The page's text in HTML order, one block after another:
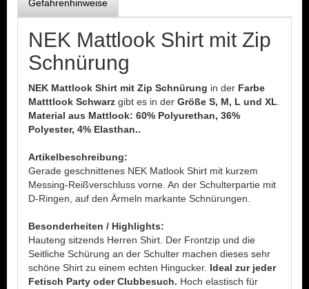
Gefahrenhinweise
NEK Mattlook Shirt mit Zip
Schnürung
NEK Mattlook Shirt mit Zip Schnürung in der Farbe
Matttlook Schwarz gibt es in der Größe S, M, L und XL
Material aus Mattlook: 60% Polyurethan, 36%
Polyester, 4% Elasthan..
Artikelbeschreibung:
Gerade geschnittenes NEK Matlook Shirt mit kurzem
Messing-Reißverschluss vorne. An der Schulterpartie mit
D-Ringen, auf den Ärmeln markante Schnürungen.
Besonderheiten / Highlights:
Hauteng sitzends Herren Shirt. Der Frontzip und die
Seitliche Schürung an der Schulter machen dieses sehr
schöne Shirt zu einem echten Hingucker. Ideal zur jeder
Fetisch Party oder Clubbesuch. Hoch elastisch für